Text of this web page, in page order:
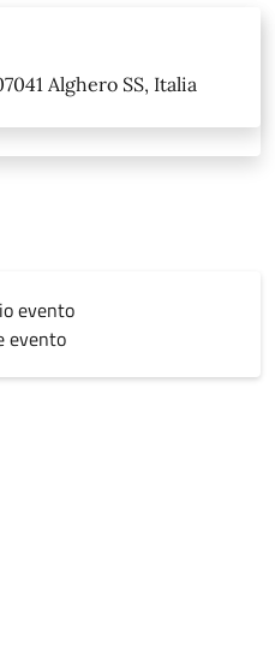
Alghero SS, Italia
evento
evento